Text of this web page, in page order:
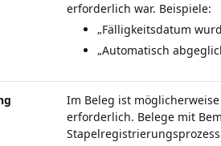
erforderlich war. Beispiele:
„Fälligkeitsdatum
„Automatisch
Im Beleg ist
erforderlich. Belege mit